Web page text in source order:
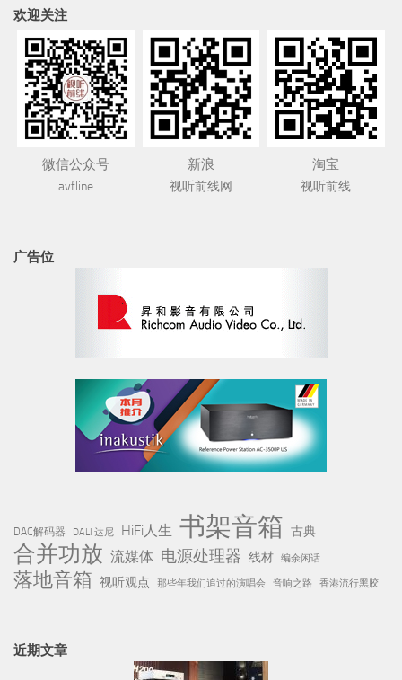
欢迎关注
微信公众号
avfline
新浪
视听前线网
淘宝
视听前线
广告位
DAC解码器 DALI 达尼 HiFi人生 书架音箱 古典
合并功放 流媒体 电源处理器 线材 编余闲话
落地音箱 视听观点 那些年我们追过的演唱会 音响之路 香港流行黑胶
近期文章